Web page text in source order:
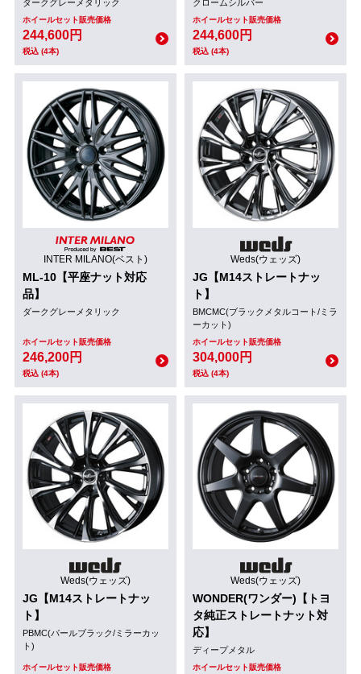
ダークグレーメタリック
ホイールセット販売価格
244,600円
税込 (4本)
クロームシルバー
ホイールセット販売価格
244,600円
税込 (4本)
INTER MILANO(ベスト)
ML-10【平座ナット対応
品】
ダークグレーメタリック
ホイールセット販売価格
246,200円
税込 (4本)
Weds(ウェッズ)
JG【M14ストレートナッ
ト】
BMCMC(ブラックメタルコート/ミラ
ーカット)
ホイールセット販売価格
304,000円
税込 (4本)
Weds(ウェッズ)
JG【M14ストレートナッ
ト】
PBMC(パールブラック/ミラーカッ
ト)
ホイールセット販売価格
Weds(ウェッズ)
WONDER(ワンダー)【トヨ
タ純正ストレートナット対
応】
ディープメタル
ホイールセット販売価格